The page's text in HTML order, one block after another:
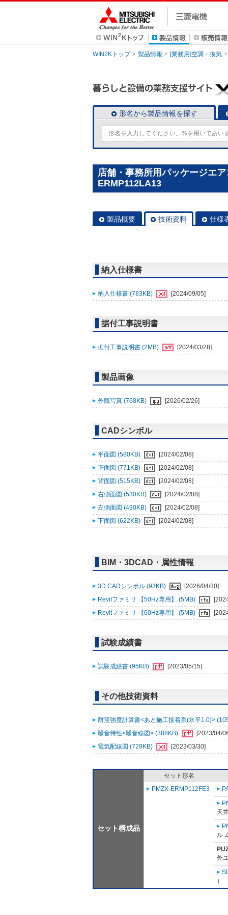
WIN2Kトップ 製品情報 [業務用]空調・換気
形名から製品情報を探す
店舗・事務所用パッケージエ
ERMP112LA13
製品概要 技術資料 仕様
納入仕様書
納入仕様書 (783KB) [2024/09/05]
据付工事説明書
据付工事説明書 (2MB) [2024/03/28]
製品画像
外観写真 (768KB) [2026/02/26]
CADシンボル
平面図 (580KB)
[2024/02/08]
正面図 (771KB)
[2024/02/08]
背面図 (515KB)
[2024/02/08]
右側面図 (530KB)
[2024/02/08]
左側面図 (490KB)
[2024/02/08]
下面図 (622KB)
[2024/02/08]
BIM・3DCAD・属性情報
3D CADシンボル (93KB)
[2026/04/30]
Revitファミリ 【50Hz専用】 (5MB)
Revitファミリ 【60Hz専用】 (5MB)
試験成績書
試験成績書 (95KB) [2023/05/15]
その他技術資料
耐震強度計算書<あと施工接着系(水平1.0)>
騒音特性<騒音線図> (388KB)
[2023/04/
電気配線図 (729KB)
[2023/03/30]
セット構成品
セット形名
PMZX-ERMP112FE3
天
ル
外
）